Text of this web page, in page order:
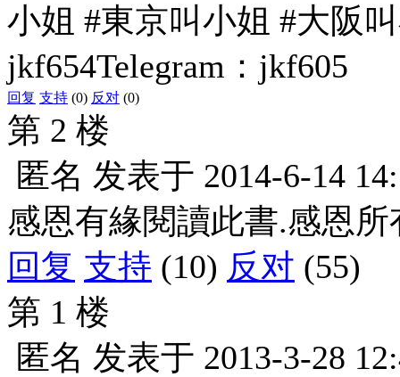
小姐 #東京叫小姐 #大阪
jkf654Telegram：jkf605
回复 支持 (0) 反对 (0)
第 2 楼
匿名 发表于 2014-6-14
感恩有緣閱讀此書.感恩
回复 支持 (10) 反对 (55)
第 1 楼
匿名 发表于 2013-3-28